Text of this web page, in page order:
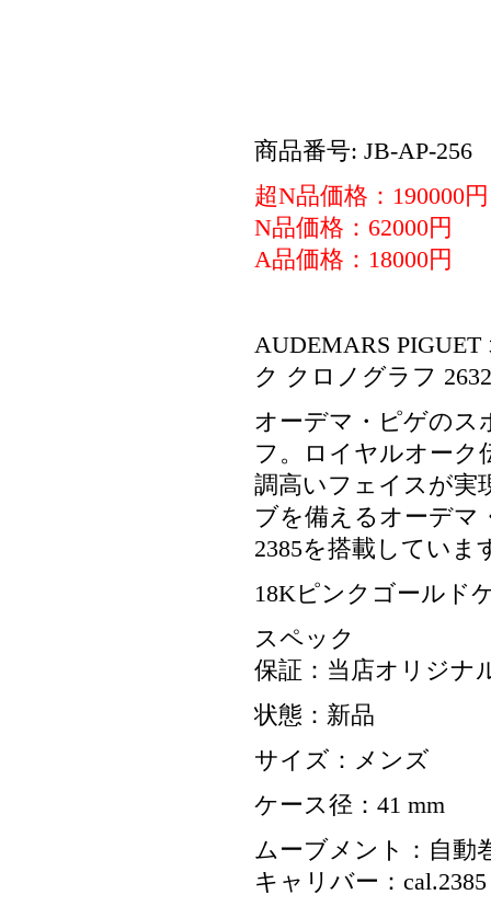
商品番号: JB-AP-256
超N品価格：190000円
N品価格：62000円
A品価格：18000円
AUDEMARS
ク クロノグラフ
オーデマ・ピゲのス
フ。ロイヤルオーク
調高いフェイスが実
ブを備えるオーデマ
2385を搭載していま
18Kピンクゴールド
スペック
保証：当店オリジナ
状態：新品
サイズ：メンズ
ケース径：41 mm
ムーブメント：自動
キャリバー：cal.2385